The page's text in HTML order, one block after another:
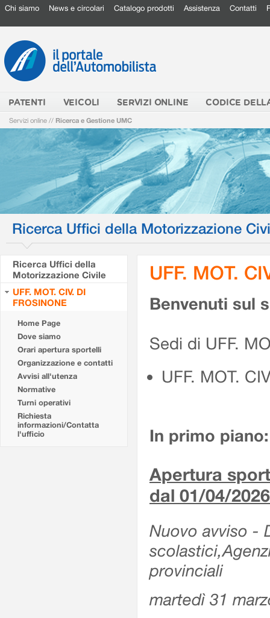
Chi siamo News e circolari Catalogo prodotti Assistenza Contatti
PATENTI VEICOLI SERVIZI ONLINE CODICE
Servizi online // Ricerca e Gestione UMC
Ricerca Uffici della Motorizzazione
Ricerca Uffici della
Motorizzazione Civile
UFF. MOT. CIV. DI
FROSINONE
Home Page
Dove siamo
Orari apertura sportelli
Organizzazione e contatti
Avvisi all'utenza
Normative
Turni operativi
Richiesta
informazioni/Contatta
l'ufficio
UFF. MOT.
Benvenuti sul
Sedi di UFF.
UFF. MOT.
In primo piano:
Apertura
dal 01/04/2026
Nuovo avviso -
provinciali
martedì 31